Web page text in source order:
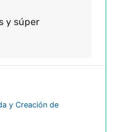
y súper
y Creación de